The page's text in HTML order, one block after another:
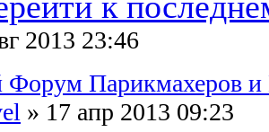
2013 23:46
Парикмахеров и
» 17 апр 2013 09:23